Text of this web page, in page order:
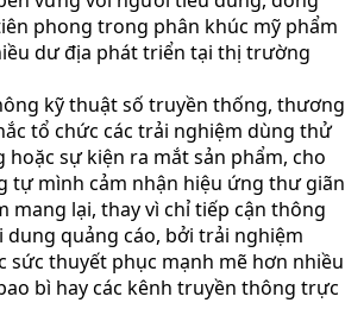
phong trong phân khúc mỹ phẩm
dư địa phát triển tại thị trường
kỹ thuật số truyền thống, thương
tổ chức các trải nghiệm dùng thử
sự kiện ra mắt sản phẩm, cho
tự mình cảm nhận hiệu ứng thư giãn
mang lại, thay vì chỉ tiếp cận thông
quảng cáo, bởi trải nghiệm
sức thuyết phục mạnh mẽ hơn nhiều
bì hay các kênh truyền thông trực